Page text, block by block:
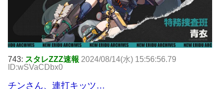
743: スタレZZZ速報 2024/08/14(水) 15:56:56.79
ID:wSVaCDbx0
チンさん、連打キッツ…